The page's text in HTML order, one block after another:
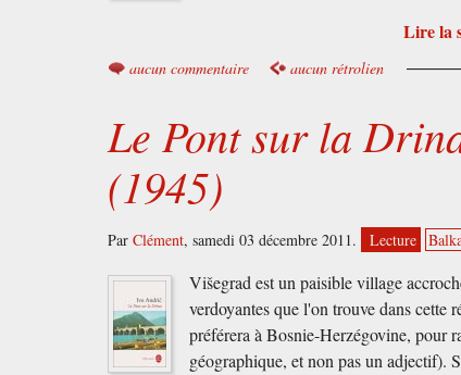
Lire la
aucun commentaire aucun rétrolien
Le Pont sur la
(1945)
ParClément,samedi 03 décembre 2011. Lecture
Višegrad est un paisible village
verdoyantes que l'on trouve dans
préférera à Bosnie-Herzégovine, pour
géographique, et non pas un